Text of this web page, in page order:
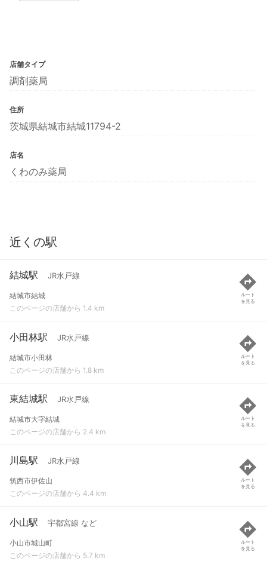
店舗タイプ
調剤薬局
住所
茨城県結城市結城11794-2
店名
くわのみ薬局
近くの駅
結城駅 JR水戸線
結城市結城
このページの店舗から 1.4 km
ルート
を見る
小田林駅 JR水戸線
結城市小田林
このページの店舗から 1.8 km
ルート
を見る
東結城駅 JR水戸線
結城市大字結城
このページの店舗から 2.4 km
ルート
を見る
川島駅 JR水戸線
筑西市伊佐山
このページの店舗から 4.4 km
ルート
を見る
小山駅 宇都宮線 など
小山市城山町
このページの店舗から 5.7 km
ルート
を見る